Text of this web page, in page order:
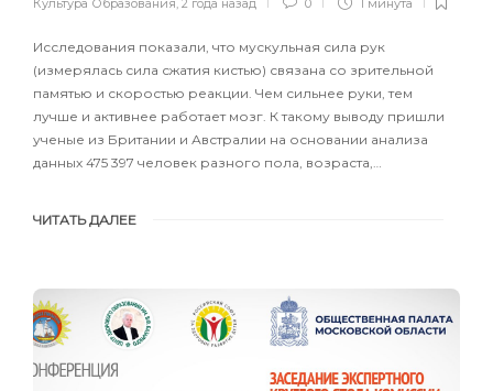
Культура Образования, 2 года назад 0 1 минута
Исследования показали, что мускульная сила рук
(измерялась сила сжатия кистью) связана со зрительной
памятью и скоростью реакции. Чем сильнее руки, тем
лучше и активнее работает мозг. К такому выводу пришли
ученые из Британии и Австралии на основании анализа
данных 475 397 человек разного пола, возраста,…
ЧИТАТЬ ДАЛЕЕ